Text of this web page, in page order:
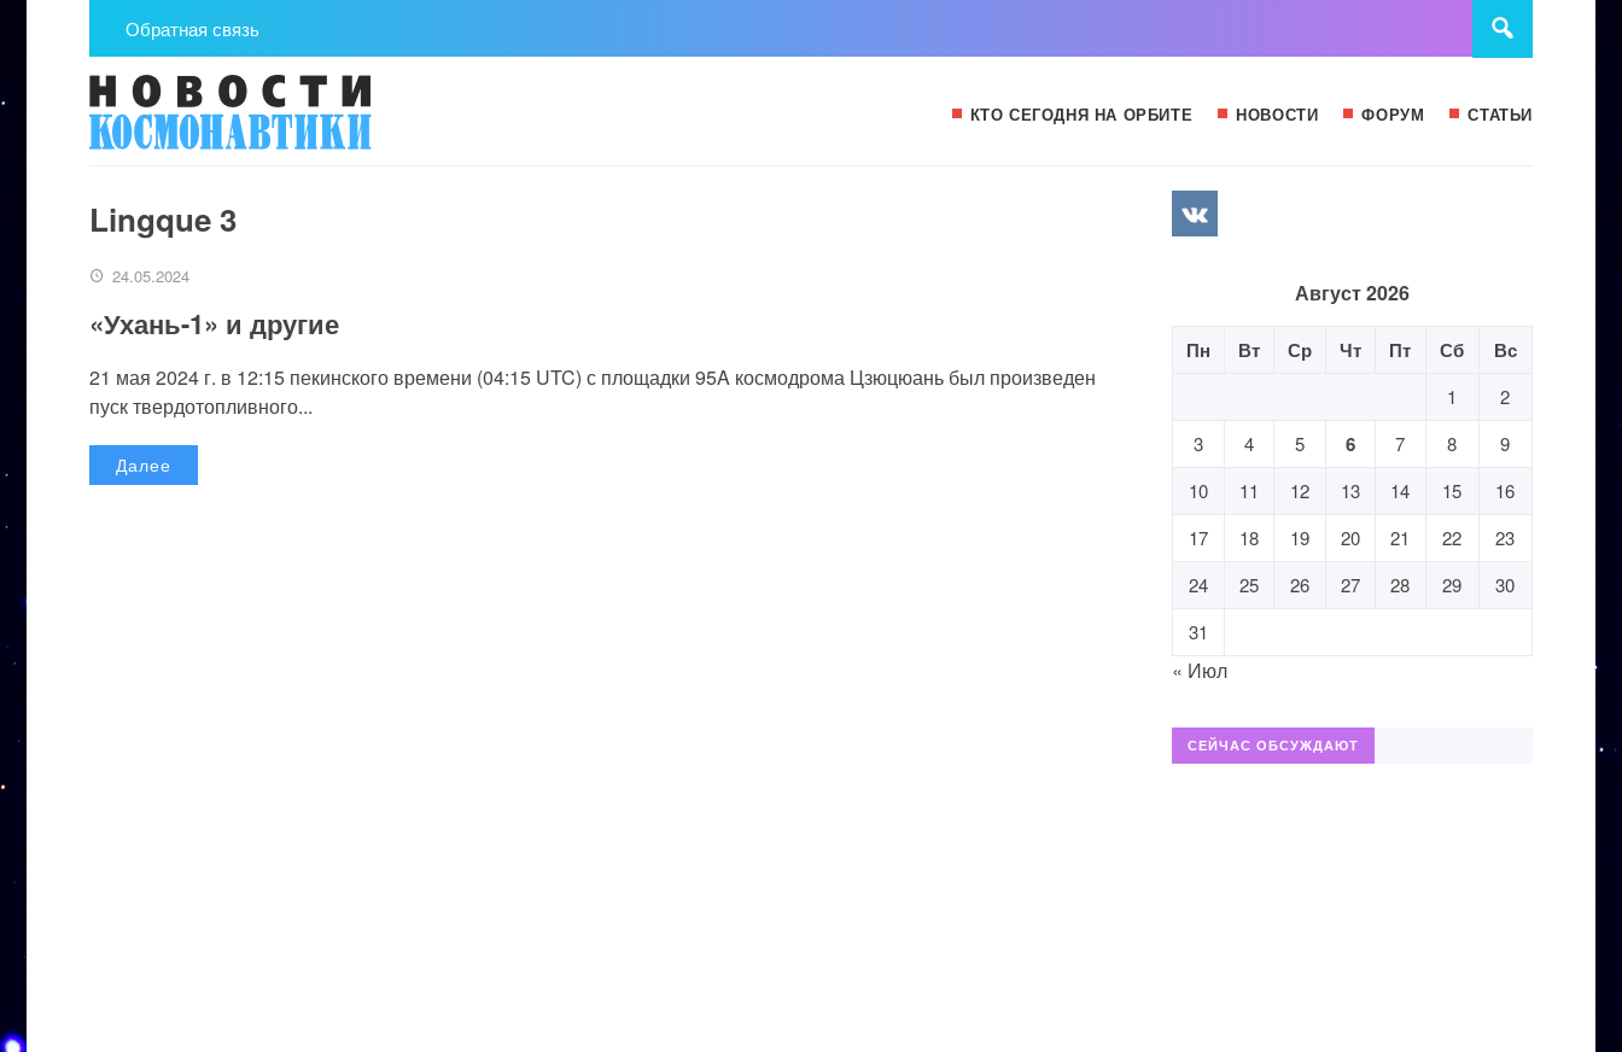
Обратная связь
КТО СЕГОДНЯ НА ОРБИТЕ НОВОСТИ ФОРУМ СТАТЬИ
Lingque 3
24.05.2024
«Ухань-1» и другие
21 мая 2024 г. в 12:15 пекинского времени (04:15 UTC) с площадки 95A космодрома Цзюцюань был произведен
пуск твердотопливного...
Далее
Август 2026
Пн Вт Ср Чт Пт Сб Вс
1
2
3
4 5 6 7 8
9
10
11 12 13 14 15
16
17
18 19 20 21 22
23
24
25 26 27 28 29
30
31
« Июл
СЕЙЧАС ОБСУЖДАЮТ